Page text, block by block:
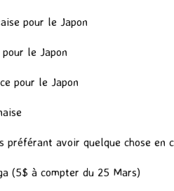
pour le Japon
le Japon
pour le Japon
préférant avoir quelque chose en
(5$ à compter du 25 Mars)